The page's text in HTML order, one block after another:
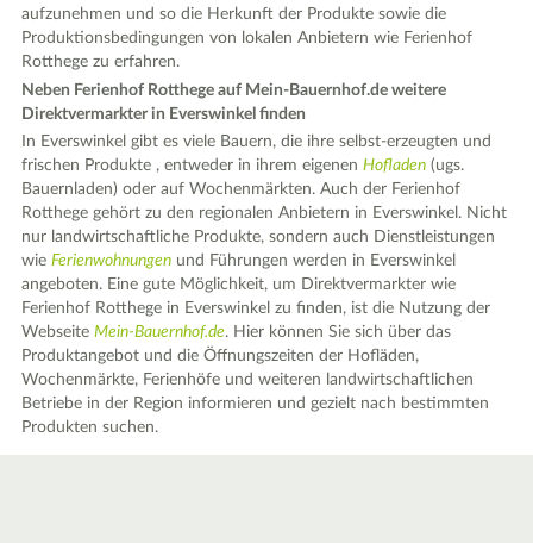
aufzunehmen und so die Herkunft der Produkte sowie die
Produktionsbedingungen von lokalen Anbietern wie Ferienhof
Rotthege zu erfahren.
Neben Ferienhof Rotthege auf Mein-Bauernhof.de weitere
Direktvermarkter in Everswinkel finden
In Everswinkel gibt es viele Bauern, die ihre selbst-erzeugten und
frischen Produkte , entweder in ihrem eigenenHofladen (ugs.
Bauernladen) oder auf Wochenmärkten. Auch der Ferienhof
Rotthege gehört zu den regionalen Anbietern in Everswinkel. Nicht
nur landwirtschaftliche Produkte, sondern auch Dienstleistungen
wieFerienwohnungen und Führungen werden in Everswinkel
angeboten. Eine gute Möglichkeit, um Direktvermarkter wie
Ferienhof Rotthege in Everswinkel zu finden, ist die Nutzung der
WebseiteMein-Bauernhof.de. Hier können Sie sich über das
Produktangebot und die Öffnungszeiten der Hofläden,
Wochenmärkte, Ferienhöfe und weiteren landwirtschaftlichen
Betriebe in der Region informieren und gezielt nach bestimmten
Produkten suchen.